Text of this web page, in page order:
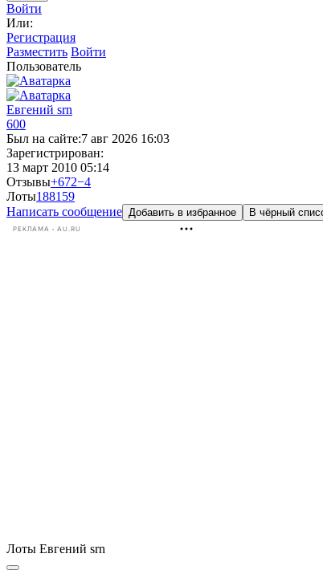
Войти
Или:
Регистрация
Разместить Войти
Пользователь
Евгений srn
600
Был на сайте:7 авг 2026 16:03
Зарегистрирован:
13 март 2010 05:14
Отзывы+672−4
Лоты188159
Написать сообщение Добавить в избранное В чёрный
РЕКЛАМА • AU.RU
Лоты Евгений srn